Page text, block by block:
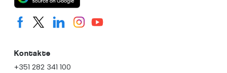
Kontakte
+351 282 341 100